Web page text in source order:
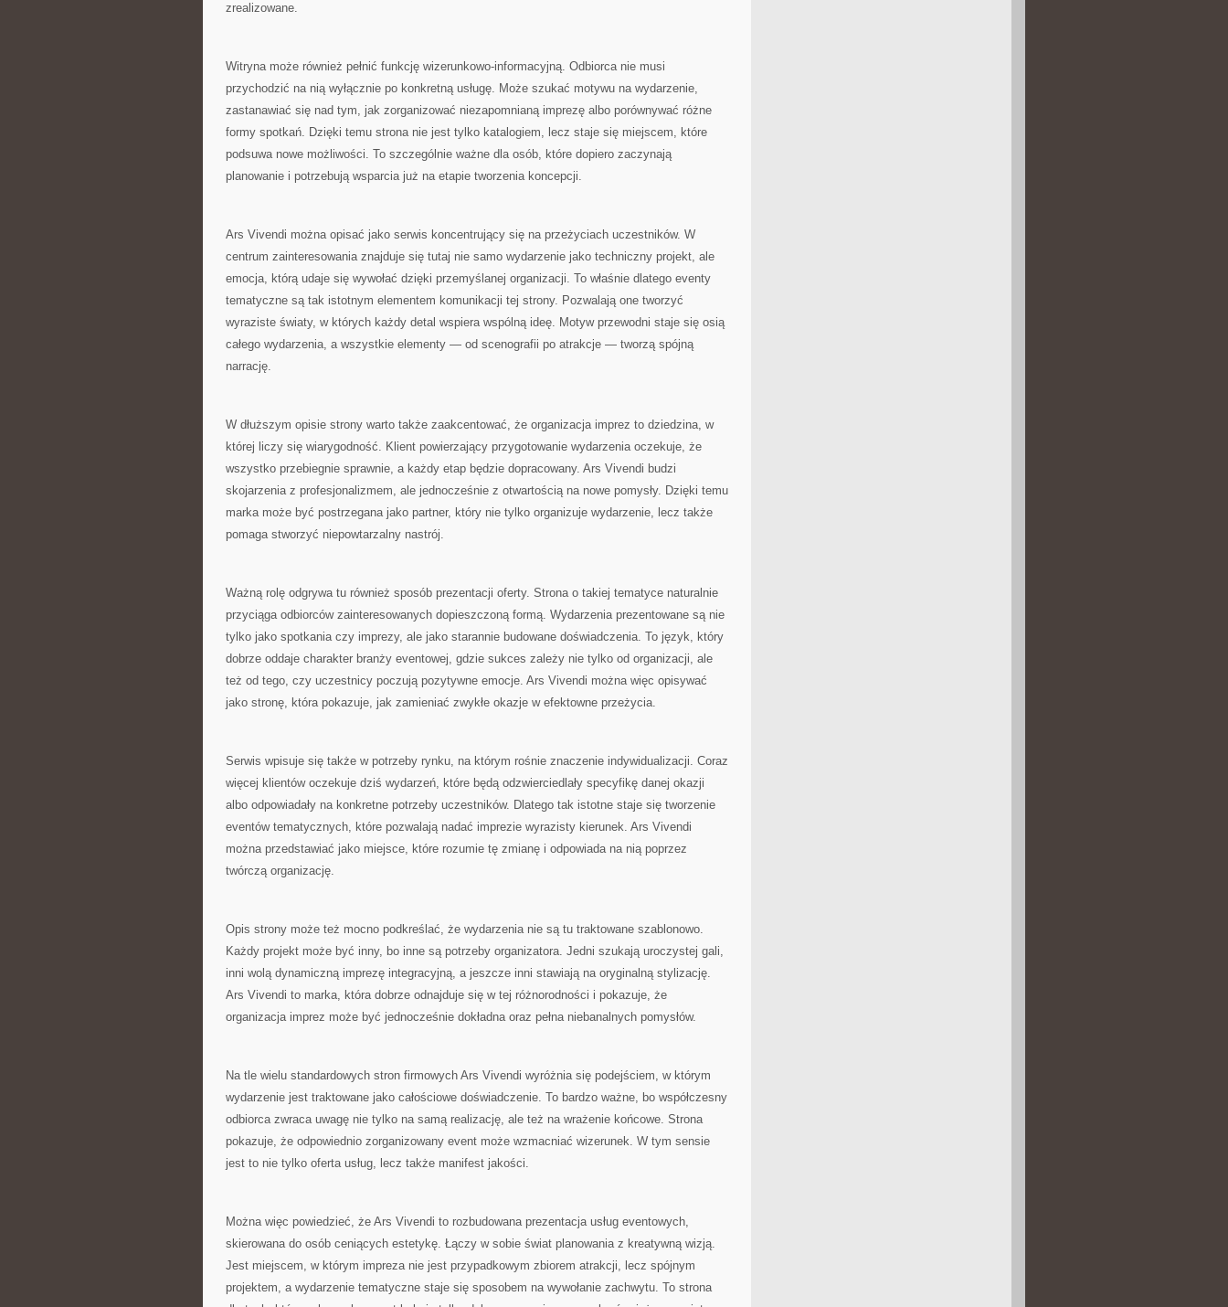
zrealizowane.
Witryna może również pełnić funkcję wizerunkowo-informacyjną. Odbiorca nie musi
przychodzić na nią wyłącznie po konkretną usługę. Może szukać motywu na wydarzenie,
zastanawiać się nad tym, jak zorganizować niezapomnianą imprezę albo porównywać różne
formy spotkań. Dzięki temu strona nie jest tylko katalogiem, lecz staje się miejscem, które
podsuwa nowe możliwości. To szczególnie ważne dla osób, które dopiero zaczynają
planowanie i potrzebują wsparcia już na etapie tworzenia koncepcji.
Ars Vivendi można opisać jako serwis koncentrujący się na przeżyciach uczestników. W
centrum zainteresowania znajduje się tutaj nie samo wydarzenie jako techniczny projekt, ale
emocja, którą udaje się wywołać dzięki przemyślanej organizacji. To właśnie dlatego eventy
tematyczne są tak istotnym elementem komunikacji tej strony. Pozwalają one tworzyć
wyraziste światy, w których każdy detal wspiera wspólną ideę. Motyw przewodni staje się osią
całego wydarzenia, a wszystkie elementy — od scenografii po atrakcje — tworzą spójną
narrację.
W dłuższym opisie strony warto także zaakcentować, że organizacja imprez to dziedzina, w
której liczy się wiarygodność. Klient powierzający przygotowanie wydarzenia oczekuje, że
wszystko przebiegnie sprawnie, a każdy etap będzie dopracowany. Ars Vivendi budzi
skojarzenia z profesjonalizmem, ale jednocześnie z otwartością na nowe pomysły. Dzięki temu
marka może być postrzegana jako partner, który nie tylko organizuje wydarzenie, lecz także
pomaga stworzyć niepowtarzalny nastrój.
Ważną rolę odgrywa tu również sposób prezentacji oferty. Strona o takiej tematyce naturalnie
przyciąga odbiorców zainteresowanych dopieszczoną formą. Wydarzenia prezentowane są nie
tylko jako spotkania czy imprezy, ale jako starannie budowane doświadczenia. To język, który
dobrze oddaje charakter branży eventowej, gdzie sukces zależy nie tylko od organizacji, ale
też od tego, czy uczestnicy poczują pozytywne emocje. Ars Vivendi można więc opisywać
jako stronę, która pokazuje, jak zamieniać zwykłe okazje w efektowne przeżycia.
Serwis wpisuje się także w potrzeby rynku, na którym rośnie znaczenie indywidualizacji. Coraz
więcej klientów oczekuje dziś wydarzeń, które będą odzwierciedlały specyfikę danej okazji
albo odpowiadały na konkretne potrzeby uczestników. Dlatego tak istotne staje się tworzenie
eventów tematycznych, które pozwalają nadać imprezie wyrazisty kierunek. Ars Vivendi
można przedstawiać jako miejsce, które rozumie tę zmianę i odpowiada na nią poprzez
twórczą organizację.
Opis strony może też mocno podkreślać, że wydarzenia nie są tu traktowane szablonowo.
Każdy projekt może być inny, bo inne są potrzeby organizatora. Jedni szukają uroczystej gali,
inni wolą dynamiczną imprezę integracyjną, a jeszcze inni stawiają na oryginalną stylizację.
Ars Vivendi to marka, która dobrze odnajduje się w tej różnorodności i pokazuje, że
organizacja imprez może być jednocześnie dokładna oraz pełna niebanalnych pomysłów.
Na tle wielu standardowych stron firmowych Ars Vivendi wyróżnia się podejściem, w którym
wydarzenie jest traktowane jako całościowe doświadczenie. To bardzo ważne, bo współczesny
odbiorca zwraca uwagę nie tylko na samą realizację, ale też na wrażenie końcowe. Strona
pokazuje, że odpowiednio zorganizowany event może wzmacniać wizerunek. W tym sensie
jest to nie tylko oferta usług, lecz także manifest jakości.
Można więc powiedzieć, że Ars Vivendi to rozbudowana prezentacja usług eventowych,
skierowana do osób ceniących estetykę. Łączy w sobie świat planowania z kreatywną wizją.
Jest miejscem, w którym impreza nie jest przypadkowym zbiorem atrakcji, lecz spójnym
projektem, a wydarzenie tematyczne staje się sposobem na wywołanie zachwytu. To strona